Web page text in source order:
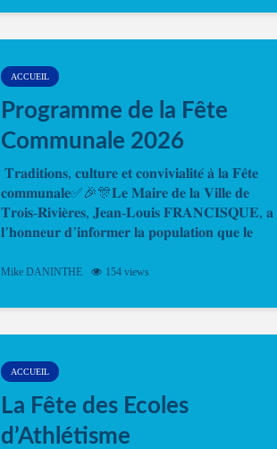
ACCUEIL
Programme de la Fête
Communale 2026
𝐓𝐫𝐚𝐝𝐢𝐭𝐢𝐨𝐧𝐬, 𝐜𝐮𝐥𝐭𝐮𝐫𝐞 𝐞𝐭 𝐜𝐨𝐧𝐯𝐢𝐯𝐢𝐚𝐥𝐢𝐭𝐞́ 𝐚̀ 𝐥𝐚 𝐅𝐞̂𝐭𝐞
𝐜𝐨𝐦𝐦𝐮𝐧𝐚𝐥𝐞✅🎉🎊𝐋𝐞 𝐌𝐚𝐢𝐫𝐞 𝐝𝐞 𝐥𝐚 𝐕𝐢𝐥𝐥𝐞 𝐝𝐞
𝐓𝐫𝐨𝐢𝐬-𝐑𝐢𝐯𝐢𝐞̀𝐫𝐞𝐬, 𝐉𝐞𝐚𝐧-𝐋𝐨𝐮𝐢𝐬 𝐅𝐑𝐀𝐍𝐂𝐈𝐒𝐐𝐔𝐄, 𝐚
𝐥’𝐡𝐨𝐧𝐧𝐞𝐮𝐫 𝐝’𝐢𝐧𝐟𝐨𝐫𝐦𝐞𝐫 𝐥𝐚 𝐩𝐨𝐩𝐮𝐥𝐚𝐭𝐢𝐨𝐧 𝐪𝐮𝐞 𝐥𝐞
Mike DANINTHE 154 views
ACCUEIL
La Fête des Ecoles
d’Athlétisme